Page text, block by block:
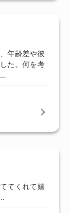
年齢差や彼
た。何を考
てくれて嬉